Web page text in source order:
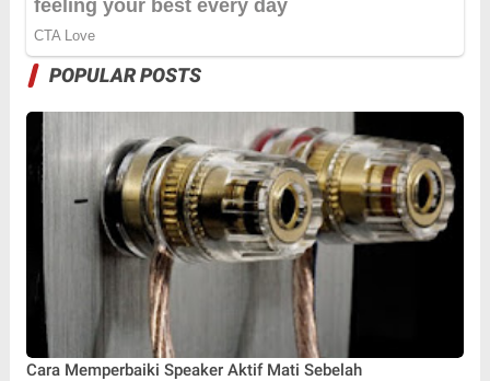
POPULAR POSTS
Cara Memperbaiki Speaker Aktif Mati Sebelah